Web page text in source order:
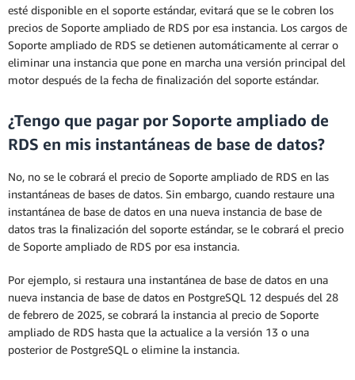
esté disponible en el soporte estándar, evitará que se le cobren los
precios de Soporte ampliado de RDS por esa instancia. Los cargos de
Soporte ampliado de RDS se detienen automáticamente al cerrar o
eliminar una instancia que pone en marcha una versión principal del
motor después de la fecha de finalización del soporte estándar.
¿Tengo que pagar por Soporte ampliado de
RDS en mis instantáneas de base de datos?
No, no se le cobrará el precio de Soporte ampliado de RDS en las
instantáneas de bases de datos. Sin embargo, cuando restaure una
instantánea de base de datos en una nueva instancia de base de
datos tras la finalización del soporte estándar, se le cobrará el precio
de Soporte ampliado de RDS por esa instancia.
Por ejemplo, si restaura una instantánea de base de datos en una
nueva instancia de base de datos en PostgreSQL 12 después del 28
de febrero de 2025, se cobrará la instancia al precio de Soporte
ampliado de RDS hasta que la actualice a la versión 13 o una
posterior de PostgreSQL o elimine la instancia.